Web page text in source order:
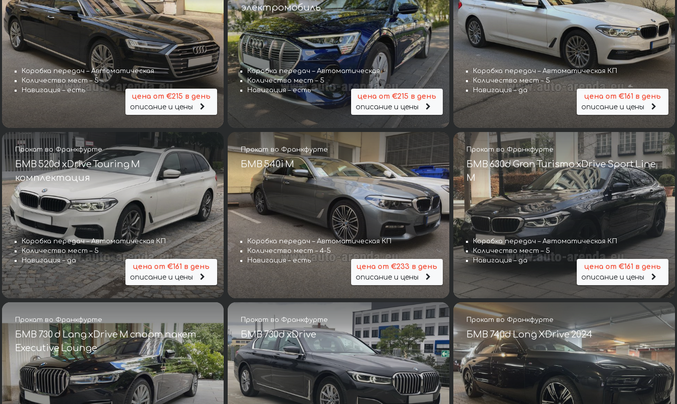
Коробка передач – Автоматическая
Количество мест – 5
Навигация – есть
цена от €215 в день
описание и цены
электромобиль
Коробка передач – Автоматическая
Количество мест – 5
Навигация – есть
цена от €215 в день
описание и цены
Коробка передач – Автоматическая КП
Количество мест – 5
Навигация – да
цена от €161 в день
описание и цены
Прокат во Франкфурте
БМВ 520d xDrive Touring M
комплектация
Коробка передач – Автоматическая КП
Количество мест – 5
Навигация – да
цена от €161 в день
описание и цены
Прокат во Франкфурте
БМВ 540i M
Коробка передач – Автоматическая КП
Количество мест – 4-5
Навигация – есть
цена от €233 в день
описание и цены
Прокат во Франкфурте
БМВ 630d Gran Turismo xDrive Sport Line
М
Коробка передач – Автоматическая КП
Количество мест – 5
Навигация – да
цена от €161 в день
описание и цены
Прокат во Франкфурте
БМВ 730 d Lang xDrive M спорт пакет
Executive Lounge
Прокат во Франкфурте
БМВ 730d xDrive
Прокат во Франкфурте
БМВ 740d Long XDrive 2024